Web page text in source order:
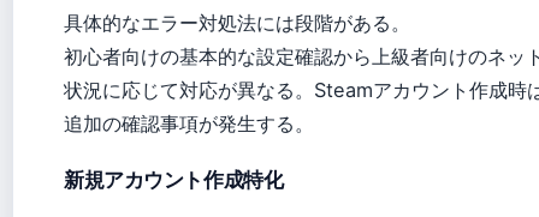
具体的なエラー対処法には段階がある。
初心者向けの基本的な設定確認から上級者向けのネッ
状況に応じて対応が異なる。Steamアカウント作成時
追加の確認事項が発生する。
新規アカウント作成特化